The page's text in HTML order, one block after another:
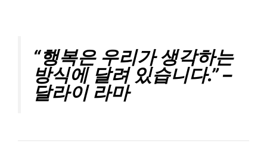
“행복은 우리가 생각하는
방식에 달려 있습니다.” –
달라이 라마